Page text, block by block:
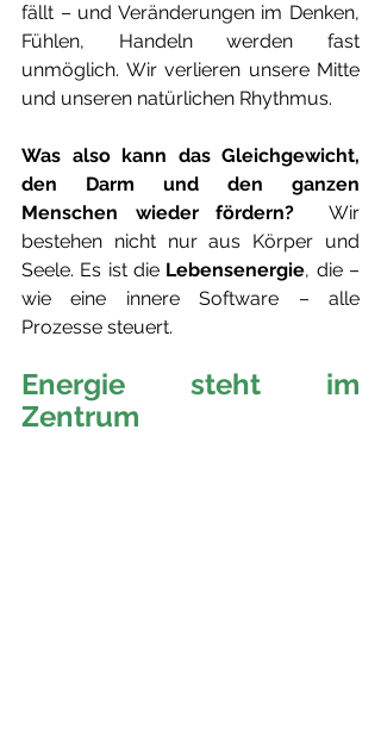
fällt – und Veränderungen im Denken,
Fühlen, Handeln werden fast
unmöglich. Wir verlieren unsere Mitte
und unseren natürlichen Rhythmus.
Was also kann das Gleichgewicht,
den Darm und den ganzen
Menschen wieder fördern? Wir
bestehen nicht nur aus Körper und
Seele. Es ist die Lebensenergie, die –
wie eine innere Software – alle
Prozesse steuert.
Energie steht im
Zentrum